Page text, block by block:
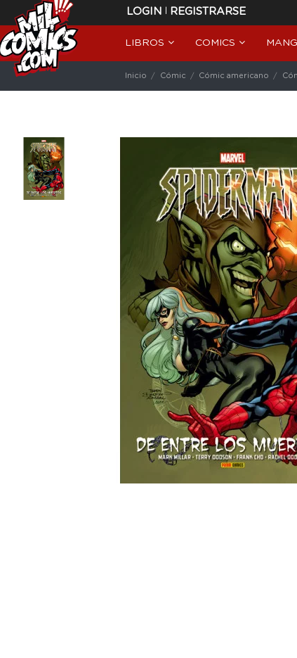
LOGIN | REGISTRARSE
LIBROS COMICS
Inicio Cómic Cómic americano